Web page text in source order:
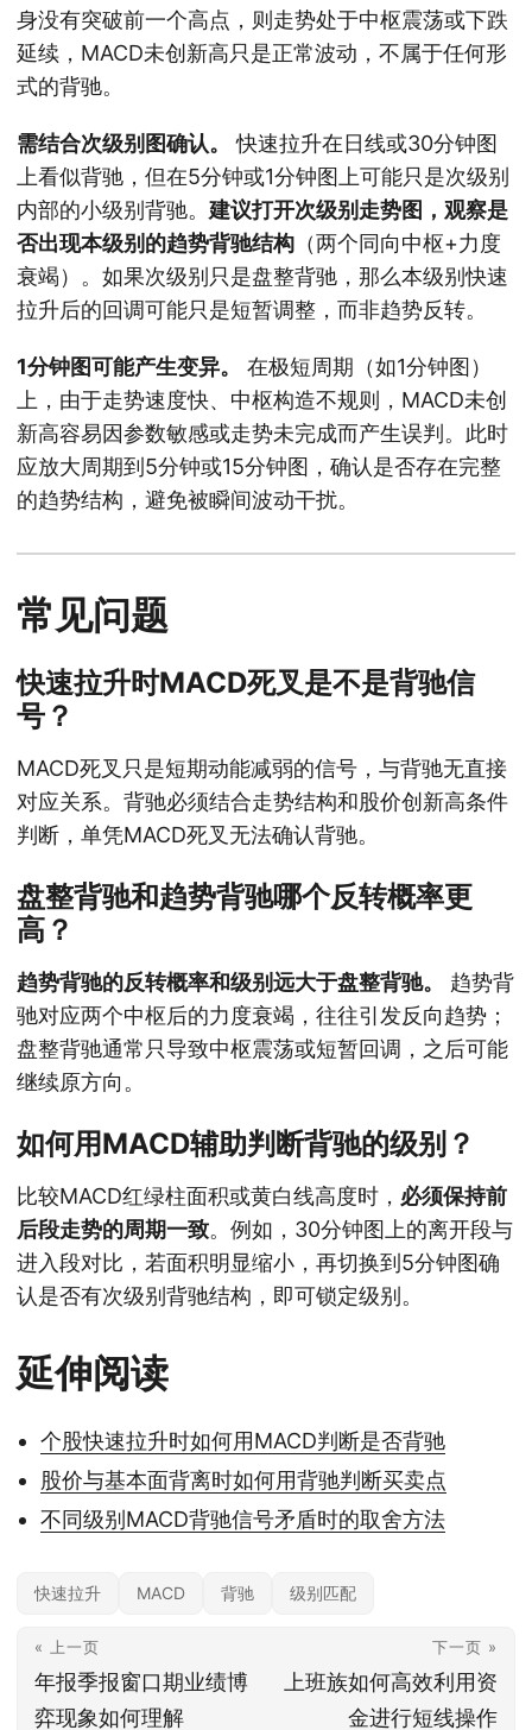
身没有突破前一个高点，则走势处于中枢震荡或下跌
延续，MACD未创新高只是正常波动，不属于任何形
式的背驰。
需结合次级别图确认。
快速拉升在日线或30分钟图
上看似背驰，但在5分钟或1分钟图上可能只是次级别
内部的小级别背驰。 建议打开次级别走势图，观察是
否出现本级别的趋势背驰结构 （两个同向中枢+力度
衰竭）。如果次级别只是盘整背驰，那么本级别快速
拉升后的回调可能只是短暂调整，而非趋势反转。
1分钟图可能产生变异。
在极短周期（如1分钟图）
上，由于走势速度快、中枢构造不规则，MACD未创
新高容易因参数敏感或走势未完成而产生误判。此时
应放大周期到5分钟或15分钟图，确认是否存在完整
的趋势结构，避免被瞬间波动干扰。
常见问题
快速拉升时MACD死叉是不是背驰信
号？
MACD死叉只是短期动能减弱的信号，与背驰无直接
对应关系。背驰必须结合走势结构和股价创新高条件
判断，单凭MACD死叉无法确认背驰。
盘整背驰和趋势背驰哪个反转概率更
高？
趋势背驰的反转概率和级别远大于盘整背驰。
趋势背
驰对应两个中枢后的力度衰竭，往往引发反向趋势；
盘整背驰通常只导致中枢震荡或短暂回调，之后可能
继续原方向。
如何用MACD辅助判断背驰的级别？
比较MACD红绿柱面积或黄白线高度时， 必须保持前
后段走势的周期一致。例如，30分钟图上的离开段与
进入段对比，若面积明显缩小，再切换到5分钟图确
认是否有次级别背驰结构，即可锁定级别。
延伸阅读
个股快速拉升时如何用MACD判断是否背驰
股价与基本面背离时如何用背驰判断买卖点
不同级别MACD背驰信号矛盾时的取舍方法
快速拉升 MACD 背驰 级别匹配
« 上一页
年报季报窗口期业绩博
弈现象如何理解
下一页 »
上班族如何高效利用资
金进行短线操作